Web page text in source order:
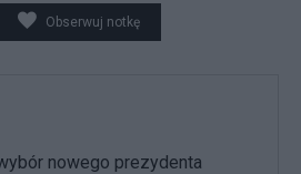
Obserwuj notkę
nowego prezydenta